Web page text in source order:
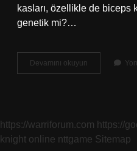
kasları, özellikle de biceps
genetik mi?…
Devamını okuyun
Güreşi
https://warriforum.com https://
knight online nttgame Sitemap